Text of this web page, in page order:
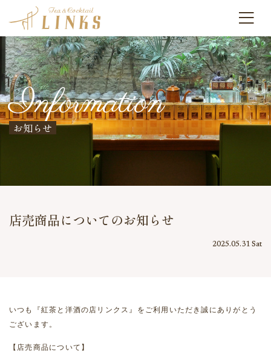
Information
お知らせ
店売商品についてのお知らせ
2025.05.31 Sat
いつも『紅茶と洋酒の店リンクス』をご利用いただき誠にありがとう
ございます。
【店売商品について】